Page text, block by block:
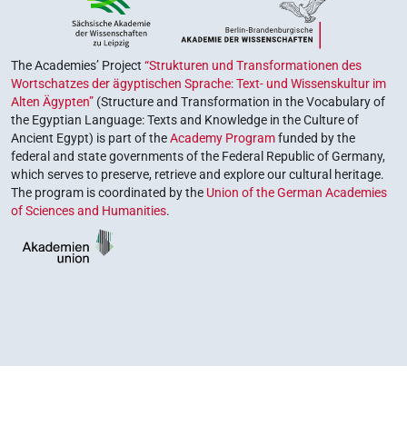
The Academies’ Project “Strukturen und Transformationen des
Wortschatzes der ägyptischen Sprache: Text- und Wissenskultur im
Alten Ägypten” (Structure and Transformation in the Vocabulary of
the Egyptian Language: Texts and Knowledge in the Culture of
Ancient Egypt) is part of theAcademy Programfunded by the
federal and state governments of the Federal Republic of Germany,
which serves to preserve, retrieve and explore our cultural heritage.
The program is coordinated by the Union of the German Academies
of Sciences and Humanities.